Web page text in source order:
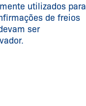
utilizados para
de freios
ser